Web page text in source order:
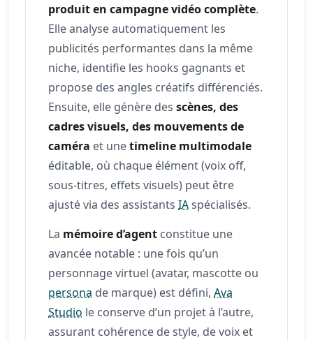
produit en campagne vidéo complète.
Elle analyse automatiquement les
publicités performantes dans la même
niche, identifie les hooks gagnants et
propose des angles créatifs différenciés.
Ensuite, elle génère desscènes, des
cadres visuels, des mouvements de
caméra et unetimeline multimodale
éditable, où chaque élément (voix off,
sous-titres, effets visuels) peut être
ajusté via des assistantsIAspécialisés.
La mémoire d’agent constitue une
avancée notable : une fois qu’un
personnage virtuel (avatar, mascotte ou
persona de marque) est défini,Ava
Studio le conserve d’un projet à l’autre,
assurant cohérence de style, de voix et